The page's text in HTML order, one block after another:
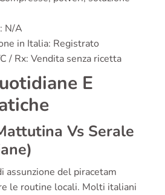
N/A
in Italia: Registrato
/ Rx: Vendita senza ricetta
E
Vs Serale
assunzione del piracetam
le routine locali. Molti italiani